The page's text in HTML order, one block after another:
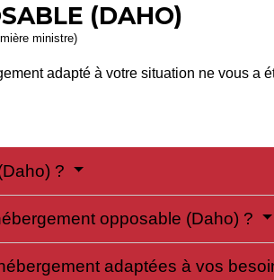
(DAHO)
ministre)
adapté à votre situation ne vous a
?
opposable (Daho) ?
adaptées à vos